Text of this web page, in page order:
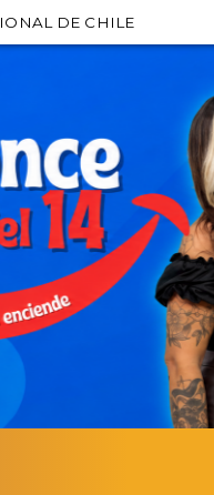
DE CHILE